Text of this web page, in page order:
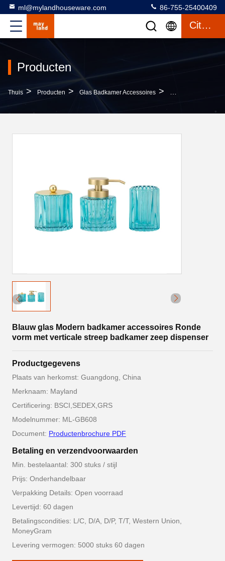
ml@mylandhouseware.com 86-755-25400409
Citaat
Producten
Thuis > Producten > Glas Badkamer Accessoires > Blauw Glas
Blauw glas Modern badkamer accessoires Ronde
vorm met verticale streep badkamer zeep dispenser
Productgegevens
Plaats van herkomst: Guangdong, China
Merknaam: Mayland
Certificering: BSCI,SEDEX,GRS
Modelnummer: ML-GB608
Document: Productenbrochure PDF
Betaling en verzendvoorwaarden
Min. bestelaantal: 300 stuks / stijl
Prijs: Onderhandelbaar
Verpakking Details: Open voorraad
Levertijd: 60 dagen
Betalingscondities: L/C, D/A, D/P, T/T, Western Union,
MoneyGram
Levering vermogen: 5000 stuks 60 dagen